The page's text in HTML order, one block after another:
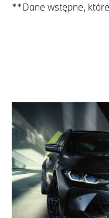
**Dane wstępne,